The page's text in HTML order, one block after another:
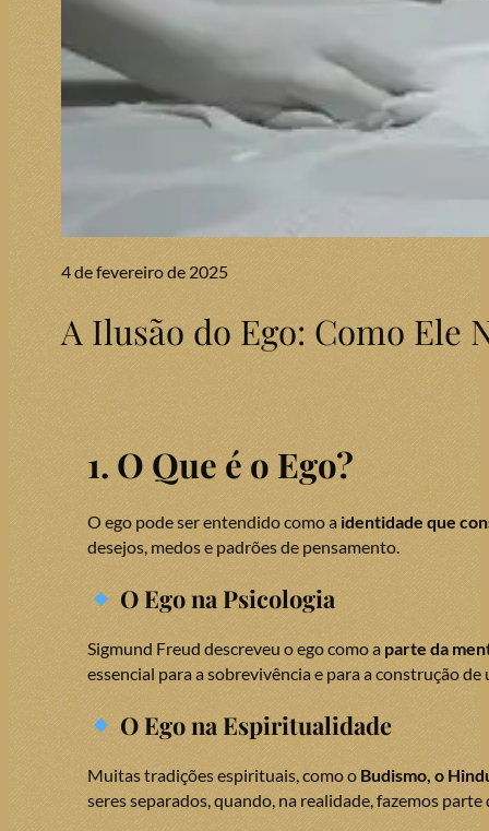
4 de fevereiro de 2025
A Ilusão do Ego: Como Ele
1. O Que é o Ego?
O ego pode ser entendido como aidentidade que
desejos, medos e padrões de pensamento.
O Ego na Psicologia
Sigmund Freud descreveu o ego como aparte da
essencial para a sobrevivência e para a construção
O Ego na Espiritualidade
Muitas tradições espirituais, como oBudismo, o
seres separados, quando, na realidade, fazemos parte